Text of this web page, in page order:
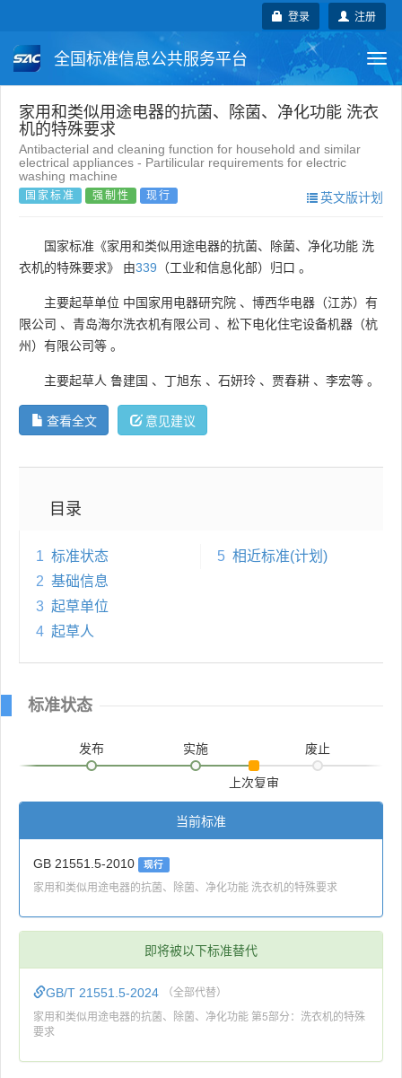
注册
登录
全国标准信息公共服务平台
国家标准 行业标准 地方标准
团体标准 企业标准 国际标准
国外标准 技术委员会
家用和类似用途电器的抗菌、除菌、净化功能 洗衣
机的特殊要求
Antibacterial and cleaning function for household and similar
electrical appliances - Partilicular requirements for electric
washing machine
国家标准 强制性 现行 英文版计划
国家标准《家用和类似用途电器的抗菌、除菌、净化功能 洗
衣机的特殊要求》 由339 （工业和信息化部）归口 。
主要起草单位 中国家用电器研究院 、 博西华电器（江苏）有
限公司 、 青岛海尔洗衣机有限公司 、 松下电化住宅设备机器（杭
州）有限公司等 。
主要起草人 鲁建国 、 丁旭东 、 石妍玲 、 贾春耕 、 李宏等 。
查看全文 意见建议
目录
1 标准状态
2 基础信息
3 起草单位
4 起草人
5 相近标准(计划)
标准状态
发布 实施
上次复审
废止
当前标准
GB 21551.5-2010 现行
家用和类似用途电器的抗菌、除菌、净化功能 洗衣机的特殊要求
即将被以下标准替代
GB/T 21551.5-2024 （全部代替）
家用和类似用途电器的抗菌、除菌、净化功能 第5部分：洗衣机的特殊
要求